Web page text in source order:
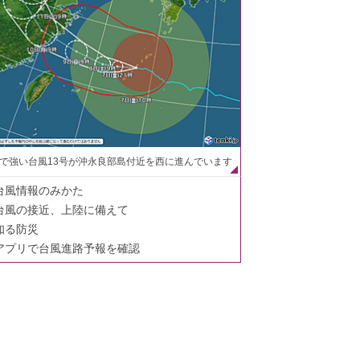
強い台風13号が沖永良部島付近を西に進んでいます
風情報のみかた
風の接近、上陸に備えて
る防災
プリで台風進路予報を確認